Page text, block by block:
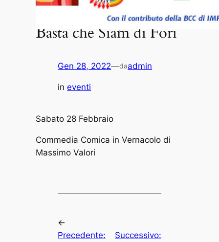
Basta che Siam di Fori
Gen 28, 2022—daadmin
ineventi
Sabato 28 Febbraio
Commedia Comica in Vernacolo di
Massimo Valori
←
Precedente:
Successivo: